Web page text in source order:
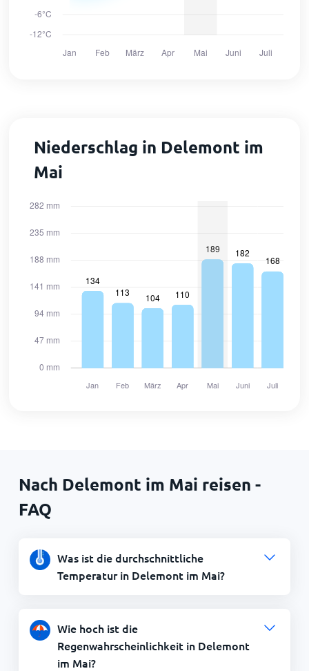
Niederschlag in Delemont im
Mai
Nach Delemont im Mai reisen -
FAQ
Was ist die durchschnittliche
Temperatur in Delemont im Mai?
Wie hoch ist die
Regenwahrscheinlichkeit in Delemont
im Mai?